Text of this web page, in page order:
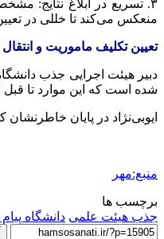
۳. تسریع در ابلاغ نتایج:
منعکس می‌کند تا خللی در تعیین تکلیف
تعیین تکلیف ماموریت و انتقال
دبیر هیئت اجرایی جذب
شده است که این موارد تا قبل
ایوبی‌نژاد در پایان خاطرنشان کرد: در این جلسه علاوه بر موضوعات فوق، ۵
منبع:مهر
برچسب ها
جذب هیئت علمی دانشگاه پیام